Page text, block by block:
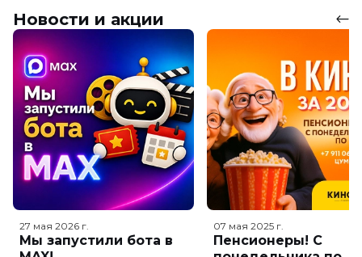
Новости и акции
27 мая 2026 г.
Мы запустили бота в
07 мая 2025 г.
Пенсионеры! С